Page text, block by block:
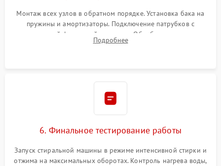
Монтаж всех узлов в обратном порядке. Установка бака на
пружины и амортизаторы. Подключение патрубков с
надежной фиксацией хомутами. Обработка стыков
герметиком для предотвращения возможных протечек воды.
Подробнее
6. Финальное тестирование работы
Запуск стиральной машины в режиме интенсивной стирки и
отжима на максимальных оборотах. Контроль нагрева воды,